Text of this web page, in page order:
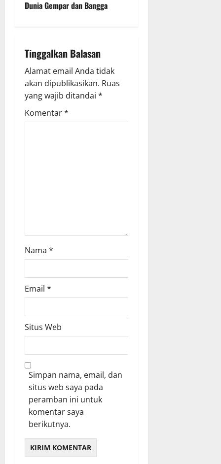
n
v
i
g
a
t
Dunia Gempar dan Bangga
Tinggalkan Balasan
Alamat email Anda tidak
akan dipublikasikan. Ruas
yang wajib ditandai *
Komentar*
Nama *
Email *
Situs Web
Simpan nama, email, dan
situs web saya pada
peramban ini untuk
komentar saya
berikutnya.